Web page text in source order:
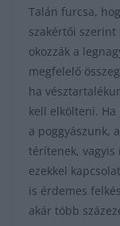
Talán furcsa,
szakértői
okozzák a
megfelelő
ha
kell elkölteni.
a poggyászunk,
térítenek, vagyis
ezekkel
is érdemes
akár több